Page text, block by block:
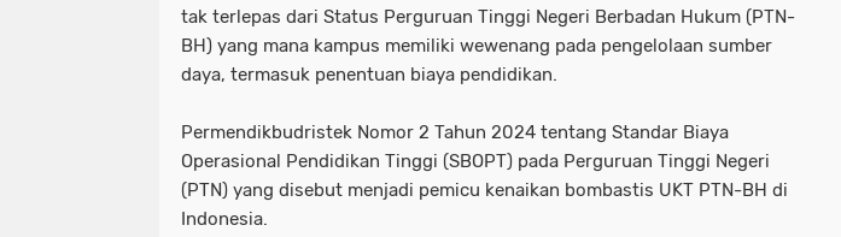
tak terlepas dari Status Perguruan Tinggi Negeri Berbadan Hukum (PTN-
BH) yang mana kampus memiliki wewenang pada pengelolaan sumber
daya, termasuk penentuan biaya pendidikan.
Permendikbudristek Nomor 2 Tahun 2024 tentang Standar Biaya
Operasional Pendidikan Tinggi (SBOPT) pada Perguruan Tinggi Negeri
(PTN) yang disebut menjadi pemicu kenaikan bombastis UKT PTN-BH di
Indonesia.